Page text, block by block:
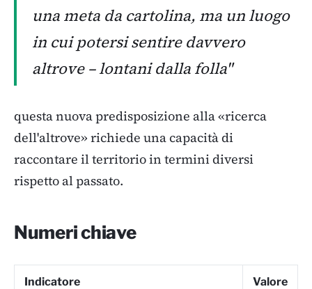
una meta da cartolina, ma un luogo
in cui potersi sentire davvero
altrove – lontani dalla folla"
questa nuova predisposizione alla «ricerca
dell'altrove» richiede una capacità di
raccontare il territorio in termini diversi
rispetto al passato.
Numeri chiave
Indicatore Valore